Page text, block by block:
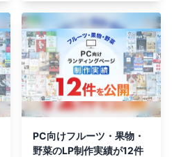
PC向けフルーツ・果物・
野菜のLP制作実績が12件